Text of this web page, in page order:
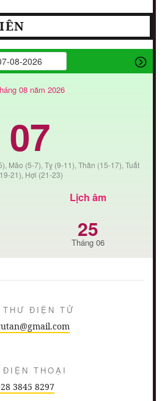
08 năm 2026
07
Mão (5-7), Tỵ (9-11), Thân (15-17), Tuất
21), Hợi (21-23)
Lịch âm
25
Tháng 06
THƯ ĐIỆN TỬ
ĐIỆN THOẠI
3845 8297